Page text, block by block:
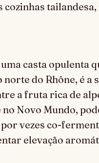
cozinhas
casta opulenta
norte do Rhône, é a
a fruta rica de
no Novo Mundo,
vezes co-
elevação